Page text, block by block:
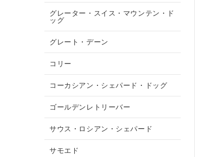
グレーター・スイス・マウンテン・ド
ッグ
グレート・デーン
コリー
コーカシアン・シェパード・ドッグ
ゴールデンレトリーバー
サウス・ロシアン・シェパード
サモエド